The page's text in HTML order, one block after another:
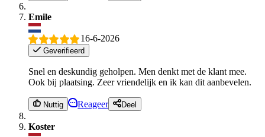
Emile
16-6-2026
Geverifieerd
Snel en deskundig geholpen. Men denkt met de klant mee.
Ook bij plaatsing. Zeer vriendelijk en ik kan dit aanbevelen.
Nuttig Reageer Deel
Koster